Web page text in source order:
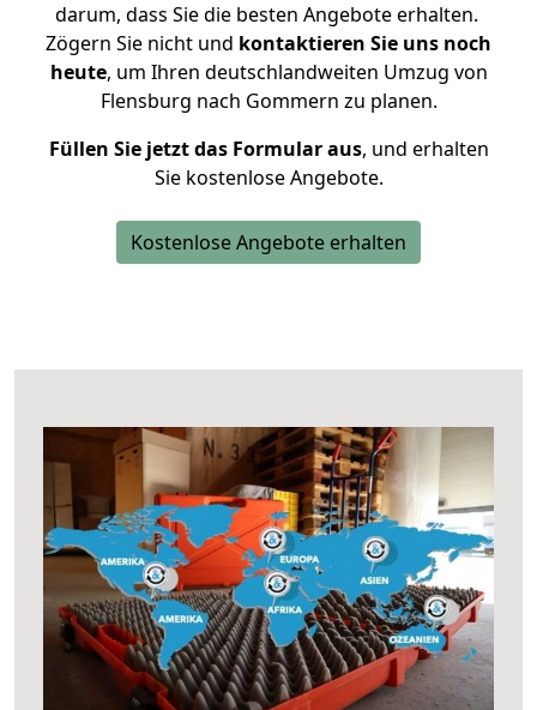
darum, dass Sie die besten Angebote erhalten.
Zögern Sie nicht und kontaktieren Sie uns noch
heute, um Ihren deutschlandweiten Umzug von
Flensburg nach Gommern zu planen.
Füllen Sie jetzt das Formular aus, und erhalten
Sie kostenlose Angebote.
Kostenlose Angebote erhalten